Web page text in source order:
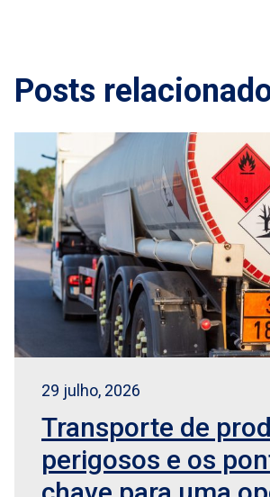
Posts
29 julho, 2026
Transporte de
perigosos e os